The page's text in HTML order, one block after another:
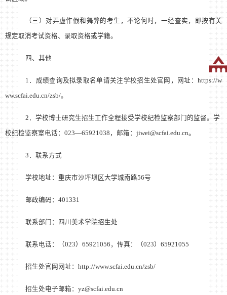
（三）对弄虚作假和舞弊的考生，不论何时，一经查实，即按有关
规定取消考试资格、录取资格或学籍。
四、其他
1 ．成绩查询及拟录取名单请关注学校招生处官网，网址： https://w
ww.scfai.edu.cn/zsb/。
2 ．学校博士研究生招生工作全程接受学校纪检监察部门的监督。学
校纪检监察室电话： 023—65921038 ，邮箱： jiwei@scfai.edu.cn。
3 ．联系方式
学校地址：重庆市沙坪坝区大学城南路56号
邮政编码： 401331
联系部门：四川美术学院招生处
联系电话：（023） 65921056 ，传真：（023） 65921055
招生处官网网址： http://www.scfai.edu.cn/zsb/
招生处电子邮箱： yz@scfai.edu.cn